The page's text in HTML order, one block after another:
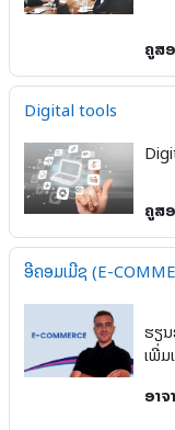
ຄູສ
Digital tools
ຄູສ
ອີຄອມເມີຊ (E-
ຮຽນ
ເພີ່ມ
ອາຈ